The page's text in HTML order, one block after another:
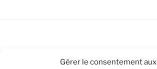
Gérer le consentement aux
Conditions Générales de Vente